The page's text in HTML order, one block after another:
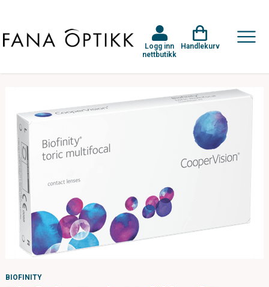
Logg inn
nettbutikk
Handlekurv
BIOFINITY